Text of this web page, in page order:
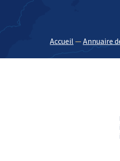
Accueil —Annuaire